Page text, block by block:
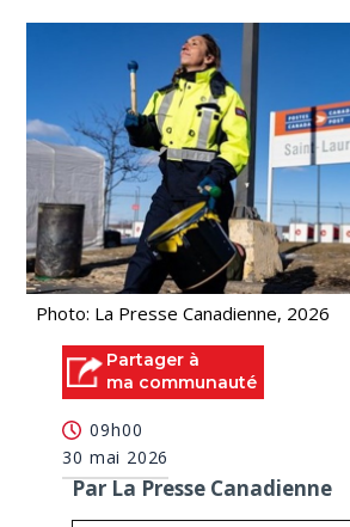
Photo: La Presse Canadienne, 2026
Partager à
ma communauté
09h00
30 mai 2026
Par La Presse Canadienne